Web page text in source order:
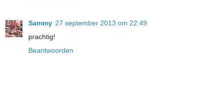
Sammy 27 september 2013 om 22:49
prachtig!
Beantwoorden